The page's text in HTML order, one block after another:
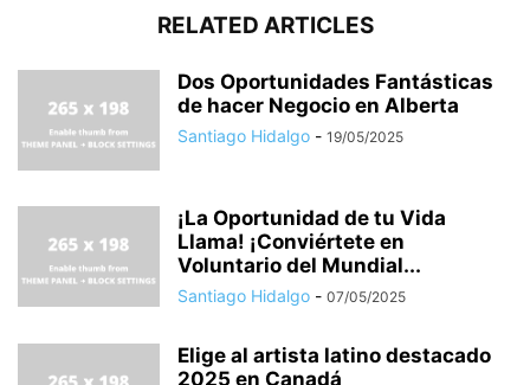
RELATED ARTICLES
Dos Oportunidades Fantásticas
de hacer Negocio en Alberta
Santiago Hidalgo - 19/05/2025
¡La Oportunidad de tu Vida
Llama! ¡Conviértete en
Voluntario del Mundial...
Santiago Hidalgo - 07/05/2025
Elige al artista latino destacado
2025 en Canadá